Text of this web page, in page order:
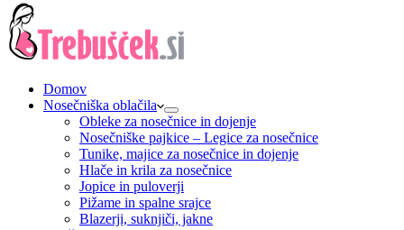
Domov
Nosečniška oblačila
Obleke za nosečnice in dojenje
Nosečniške pajkice – Legice za nosečnice
Tunike, majice za nosečnice in dojenje
Hlače in krila za nosečnice
Jopice in puloverji
Pižame in spalne srajce
Blazerji, suknjiči, jakne